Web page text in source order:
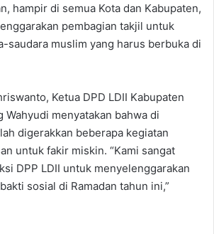
hampir di semua Kota dan Kabupaten,
pembagian takjil untuk
saudara muslim yang harus berbuka di
Ketua DPD LDII Kabupaten
Wahyudi menyatakan bahwa di
digerakkan beberapa kegiatan
untuk fakir miskin. “Kami sangat
DPP LDII untuk menyelenggarakan
sosial di Ramadan tahun ini,”